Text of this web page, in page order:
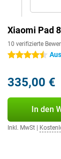
Xiaomi Pad
10 verifizierte
4.5 Sterne
335,00 €
In den
Inkl. MwSt